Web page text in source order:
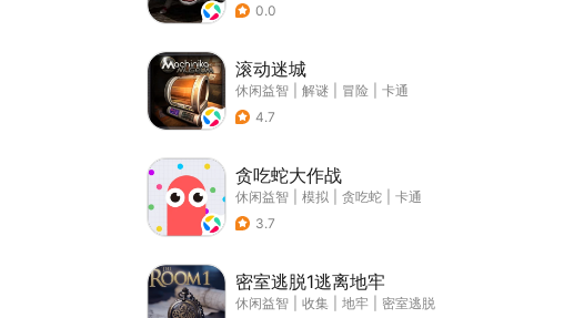
0.0
滚动迷城
休闲益智 解谜 冒险
卡通
4.7
贪吃蛇大作战
休闲益智 模拟 贪吃蛇
卡通
3.7
密室逃脱1逃离地牢
休闲益智 收集 地牢
密室逃脱